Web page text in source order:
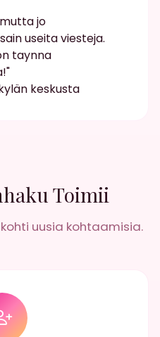
jo
useita viesteja.
taynna
keskusta
Toimii
uusia kohtaamisia.